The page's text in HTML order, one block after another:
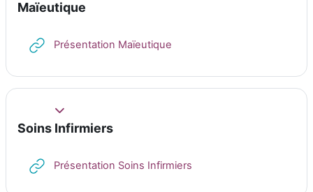
Maïeutique
Présentation Maïeutique
Replier
Soins Infirmiers
Présentation Soins Infirmiers